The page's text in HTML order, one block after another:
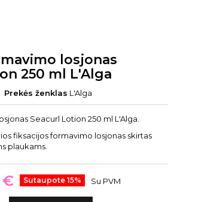
losjonas
250 ml L'Alga
Prekės ženklas L'Alga
Seacurl Lotion 250 ml L'Alga.
fiksacijos formavimo losjonas skirtas
plaukams.
€ Sutaupote 15% Su PVM